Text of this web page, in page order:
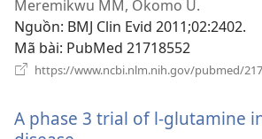
sổ
mới)
Meremikwu MM, Okomo U.
Nguồn‎: BMJ Clin Evid 2011;02:2402.
Mã bài‎: PubMed 21718552
https://www.ncbi.nlm.nih.gov/pubmed/
A phase 3 trial of l-glutamine